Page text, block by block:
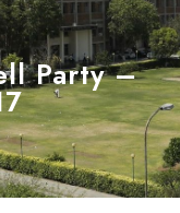
Party –